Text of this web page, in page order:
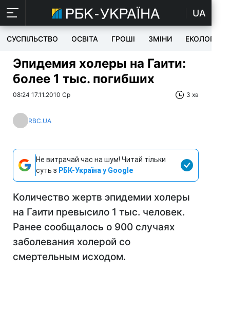
UA
СУСПІЛЬСТВО ОСВІТА ГРОШІ ЗМІНИ ЕКОЛОГІЯ
Эпидемия холеры на Гаити:
более 1 тыс. погибших
08:24 17.11.2010 Ср 3 хв
RBC.UA
Не витрачай час на шум! Читай тільки
суть з РБК-Україна у Google
Количество жертв эпидемии холеры
на Гаити превысило 1 тыс. человек.
Ранее сообщалось о 900 случаях
заболевания холерой со
смертельным исходом.